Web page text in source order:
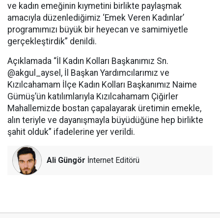
ve kadın emeğinin kıymetini birlikte paylaşmak
amacıyla düzenlediğimiz ‘Emek Veren Kadınlar’
programımızı büyük bir heyecan ve samimiyetle
gerçekleştirdik” denildi.
Açıklamada “İl Kadın Kolları Başkanımız Sn.
@akgul_aysel, İl Başkan Yardımcılarımız ve
Kızılcahamam İlçe Kadın Kolları Başkanımız Naime
Gümüş’ün katılımlarıyla Kızılcahamam Çiğirler
Mahallemizde bostan çapalayarak üretimin emekle,
alın teriyle ve dayanışmayla büyüdüğüne hep birlikte
şahit olduk” ifadelerine yer verildi.
Ali Güngör İnternet Editörü